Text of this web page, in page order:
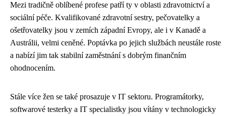
Mezi tradičně oblíbené profese patří ty v oblasti zdravotnictví a
sociální péče. Kvalifikované zdravotní sestry, pečovatelky a
ošetřovatelky jsou v zemích západní Evropy, ale i v Kanadě a
Austrálii, velmi ceněné. Poptávka po jejich službách neustále roste
a nabízí jim tak stabilní zaměstnání s dobrým finančním
ohodnocením.
Stále více žen se také prosazuje v IT sektoru. Programátorky,
softwarové testerky a IT specialistky jsou vítány v technologicky